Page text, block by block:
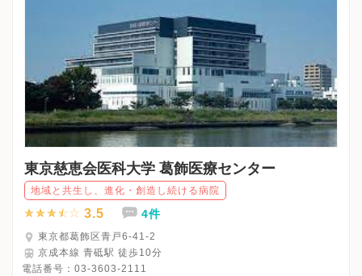
東京慈恵会医科大学 葛飾医療センター
地域と共生し、進化・創造し続ける病院
3.5 4件
東京都葛飾区青戸6-41-2
京成本線 青砥駅 徒歩10分
電話番号： 03-3603-2111